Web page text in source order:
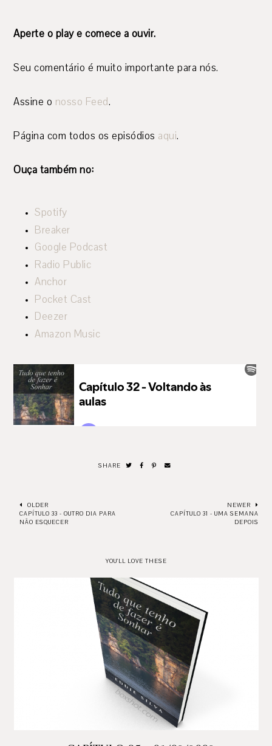
Aperte o play e comece a ouvir.
Seu comentário é muito importante para nós.
Assine o nosso Feed.
Página com todos os episódios aqui.
Ouça também no:
Spotify
Breaker
Google Podcast
Radio Public
Anchor
Pocket Cast
Deezer
Amazon Music
SHARE
OLDER
CAPÍTULO 33 - OUTRO DIA PARA
NÃO ESQUECER
NEWER
CAPÍTULO 31 - UMA SEMANA
DEPOIS
YOU'LL LOVE THESE